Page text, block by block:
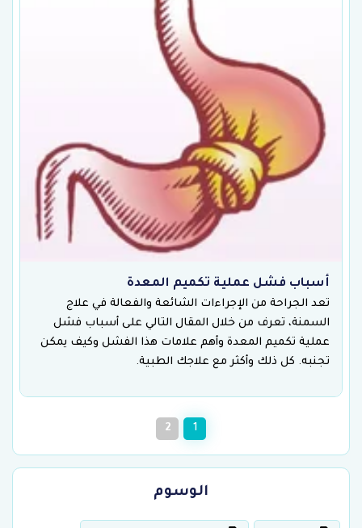
أسباب فشل عملية تكميم المعدة
تعد الجراحة من الإجراءات الشائعة والفعالة في علاج
السمنة، تعرف من خلال المقال التالي على أسباب فشل
عملية تكميم المعدة وأهم علامات هذا الفشل وكيف يمكن
تجنبه. كل ذلك وأكثر مع علاجك الطبية.
1
2
الوسوم